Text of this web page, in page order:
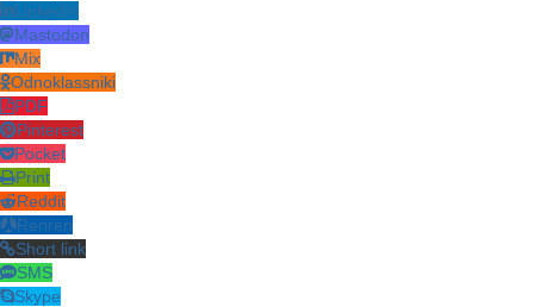
LinkedIn
Mastodon
Mix
Odnoklassniki
PDF
Pinterest
Pocket
Print
Reddit
Renren
Short link
SMS
Skype